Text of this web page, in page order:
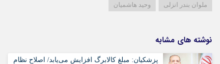
ملوان بندر انزلی
وحید هاشمیان
نوشته های مشابه
پزشکیان: مبلغ کالابرگ افزایش می‌یابد/ اصلاح نظام